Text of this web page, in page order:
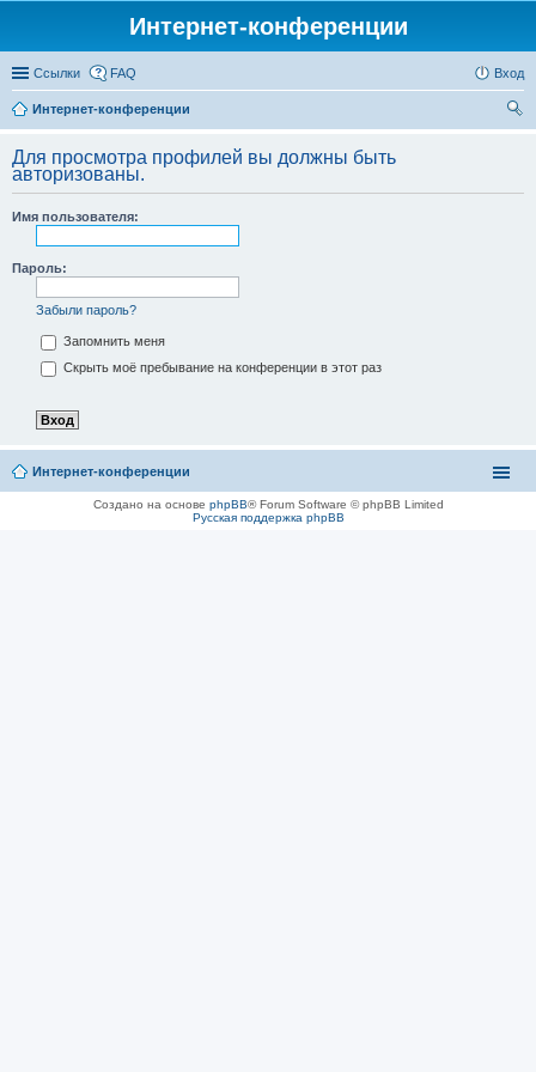
Интернет-конференции
Ссылки FAQ Вход
Интернет-конференции
Для просмотра профилей вы должны быть
авторизованы.
Имя пользователя:
Пароль:
Забыли пароль?
Запомнить меня
Скрыть моё пребывание на конференции в этот раз
Интернет-конференции
Создано на основе phpBB® Forum Software © phpBB Limited
Русская поддержка phpBB